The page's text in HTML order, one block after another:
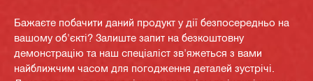
Бажаєте побачити даний продукт у дії безпосередньо на
вашому об'єкті? Залиште запит на безкоштовну
демонстрацію та наш спеціаліст зв'яжеться з вами
найближчим часом для погодження деталей зустрічі.